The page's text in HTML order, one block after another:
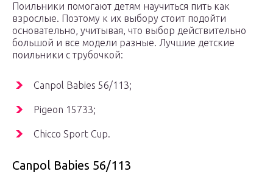
Поильники помогают детям научиться пить как
взрослые. Поэтому к их выбору стоит подойти
основательно, учитывая, что выбор действительно
большой и все модели разные. Лучшие детские
поильники с трубочкой:
Canpol Babies 56/113;
Pigeon 15733;
Chicco Sport Cup.
Canpol Babies 56/113